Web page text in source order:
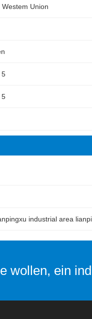
Westem Union
5
5
industrial area
wollen, ein